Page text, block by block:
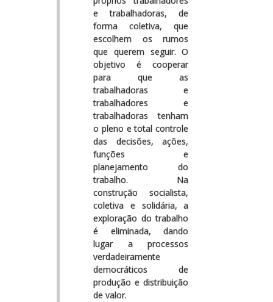
e trabalhadoras, de
forma coletiva, que
escolhem os rumos
que querem seguir. O
objetivo é cooperar
para que as
trabalhadoras e
trabalhadores e
trabalhadoras tenham
o pleno e total controle
das decisões, ações,
funções e
planejamento do
trabalho. Na
construção socialista,
coletiva e solidária, a
exploração do trabalho
é eliminada, dando
lugar a processos
verdadeiramente
democráticos de
produção e distribuição
de valor.